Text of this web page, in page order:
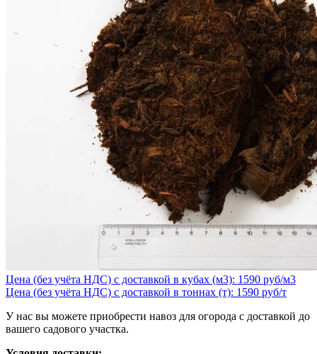
Цена (без учёта НДС) с доставкой в кубах (м3): 1590 руб/м3
Цена (без учёта НДС) с доставкой в тоннах (т): 1590 руб/т
У нас вы можете приобрести навоз для огорода с доставкой до
вашего садового участка.